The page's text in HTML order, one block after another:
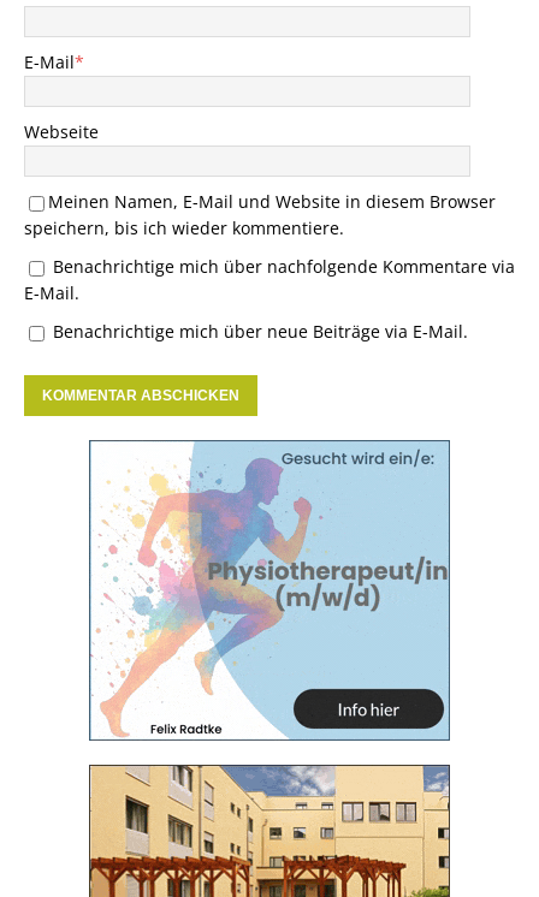
E-Mail*
Webseite
Meinen Namen, E-Mail und Website in diesem Browser
speichern, bis ich wieder kommentiere.
Benachrichtige mich über nachfolgende Kommentare via
E-Mail.
Benachrichtige mich über neue Beiträge via E-Mail.